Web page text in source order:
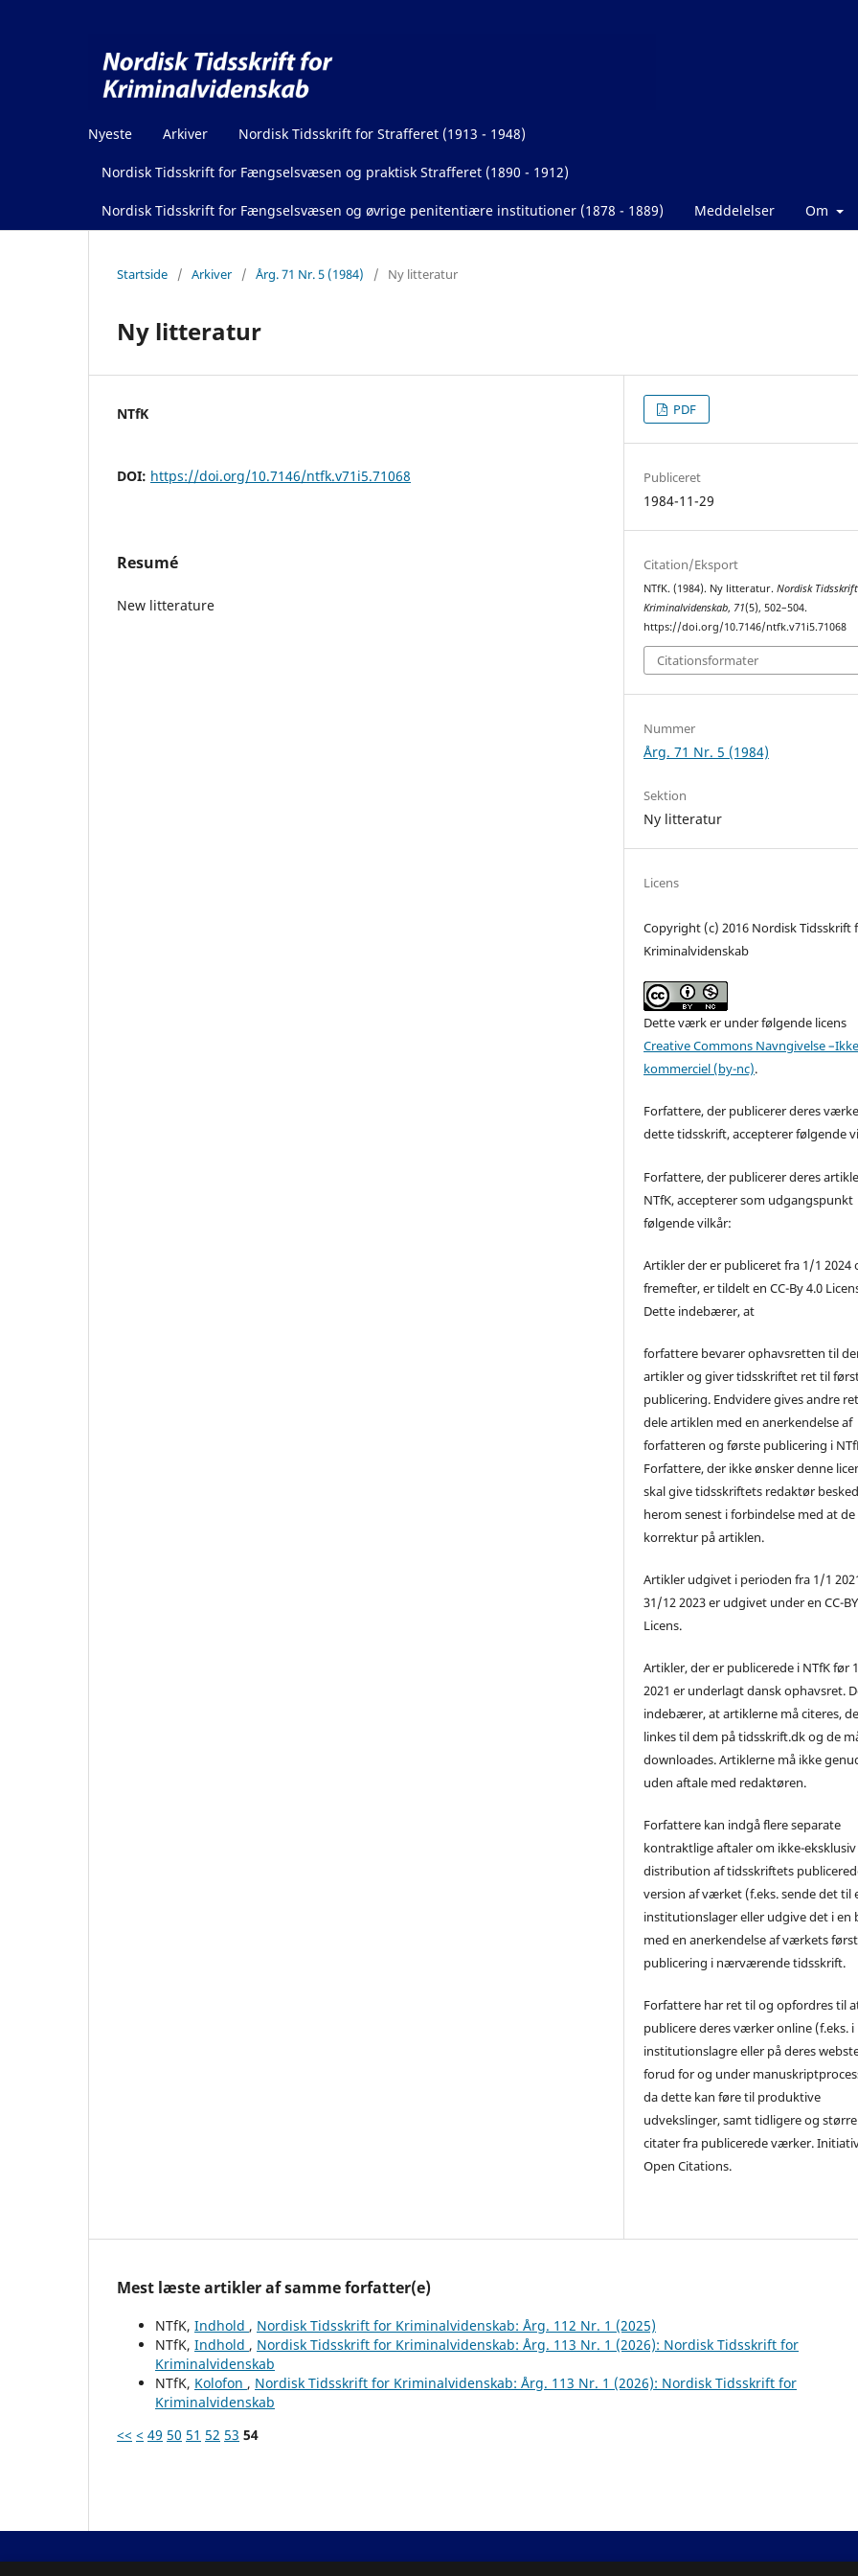
Nyeste Arkiver Nordisk Tidsskrift for Strafferet (1913 - 1948)
Nordisk Tidsskrift for Fængselsvæsen og praktisk Strafferet (1890 - 1912)
Nordisk Tidsskrift for Fængselsvæsen og øvrige penitentiære institutioner (1878 - 1889) Meddelelser Om
Startside / Arkiver / Årg. 71 Nr. 5 (1984) / Ny litteratur
Ny litteratur
NTfK
DOI: https://doi.org/10.7146/ntfk.v71i5.71068
Resumé
New litterature
PDF
Publiceret
1984-11-29
Citation/Eksport
NTfK. (1984). Ny litteratur.Nordisk
Kriminalvidenskab, 71(5), 502–504.
https://doi.org/10.7146/ntfk.v71i5.71068
Citationsformater
Nummer
Årg. 71 Nr. 5 (1984)
Sektion
Ny litteratur
Licens
Copyright (c) 2016 Nordisk Tidsskrift
Kriminalvidenskab
Dette værk er under følgende licens
Creative Commons Navngivelse
kommerciel (by-nc).
Forfattere, der publicerer deres
dette tidsskrift, accepterer følgende
Forfattere, der publicerer deres
NTfK, accepterer som udgangspunkt
følgende vilkår:
Artikler der er publiceret fra 1/1 2024
fremefter, er tildelt en CC-By 4.0
Dette indebærer, at
forfattere bevarer ophavsretten til
artikler og giver tidsskriftet ret til
publicering. Endvidere gives andre
dele artiklen med en anerkendelse af
forfatteren og første publicering i
Forfattere, der ikke ønsker denne
skal give tidsskriftets redaktør besked
herom senest i forbindelse med at
korrektur på artiklen.
Artikler udgivet i perioden fra 1/1
31/12 2023 er udgivet under en CC-
Licens.
Artikler, der er publicerede i NTfK før
2021 er underlagt dansk ophavsret.
indebærer, at artiklerne må citeres,
linkes til dem på tidsskrift.dk og de
downloades. Artiklerne må ikke
uden aftale med redaktøren.
Forfattere kan indgå flere separate
kontraktlige aftaler om ikke-eksklusiv
distribution af tidsskriftets
version af værket (f.eks. sende det til
institutionslager eller udgive det i en
med en anerkendelse af værkets
publicering i nærværende tidsskrift.
Forfattere har ret til og opfordres til
publicere deres værker online (f.eks. i
institutionslagre eller på deres
forud for og under
da dette kan føre til produktive
udvekslinger, samt tidligere og større
citater fra publicerede værker.
Open Citations.
Mest læste artikler af samme forfatter(e)
NTfK, Indhold , Nordisk Tidsskrift for Kriminalvidenskab: Årg. 112 Nr. 1 (2025)
NTfK, Indhold , Nordisk Tidsskrift for Kriminalvidenskab: Årg. 113 Nr. 1 (2026): Nordisk Tidsskrift for
Kriminalvidenskab
NTfK, Kolofon , Nordisk Tidsskrift for Kriminalvidenskab: Årg. 113 Nr. 1 (2026): Nordisk Tidsskrift for
Kriminalvidenskab
<< < 49 50 51 52 53 54